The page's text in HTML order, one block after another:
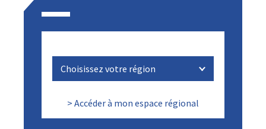
> Accéder à mon espace régional